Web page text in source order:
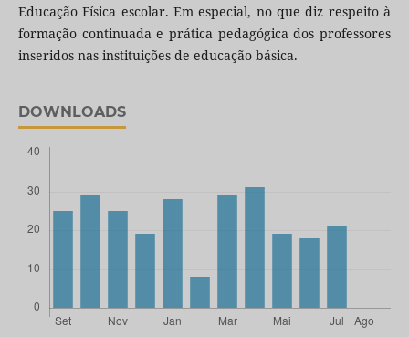
Educação Física escolar. Em especial, no que diz respeito à
formação continuada e prática pedagógica dos professores
inseridos nas instituições de educação básica.
DOWNLOADS